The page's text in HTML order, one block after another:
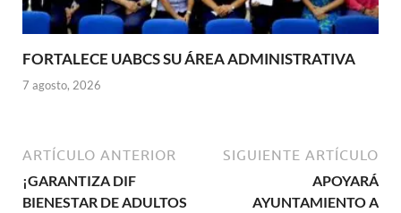
FORTALECE UABCS SU ÁREA ADMINISTRATIVA
7 agosto, 2026
ARTÍCULO ANTERIOR
¡GARANTIZA DIF
BIENESTAR DE ADULTOS
SIGUIENTE ARTÍCULO
APOYARÁ
AYUNTAMIENTO A